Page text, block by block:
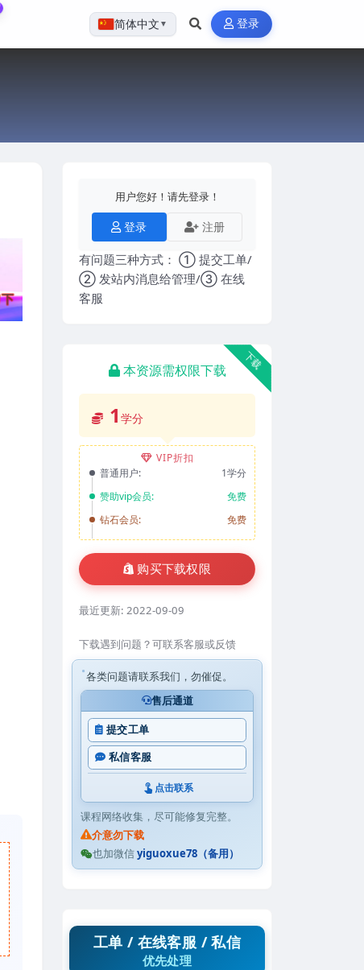
简体中文 ▼ 登录
用户您好！请先登录！
登录 注册
有问题三种方式： ① 提交工单/
② 发站内消息给管理/③ 在线
客服
下载
本资源需权限下载
1 学分
VIP折扣
普通用户:
1学分
赞助vip会员:
免费
钻石会员:
免费
购买下载权限
最近更新: 2022-09-09
下载遇到问题？可联系客服或反馈
各类问题请联系我们，勿催促。
售后通道
提交工单
私信客服
点击联系
课程网络收集，尽可能修复完整。
介意勿下载
也加微信yiguoxue78（备用）
工单 / 在线客服 / 私信
优先处理